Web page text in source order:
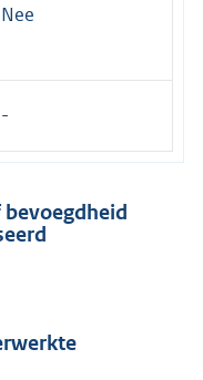
Nee